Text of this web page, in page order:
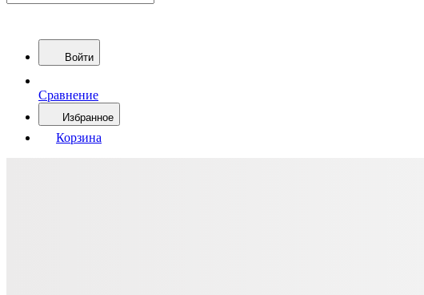
Войти
Сравнение
Избранное
Корзина